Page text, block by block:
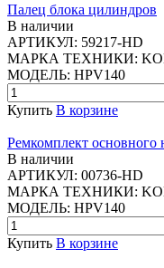
Палец блока цилиндров
В наличии
АРТИКУЛ: 59217-HD
МАРКА ТЕХНИКИ:
МОДЕЛЬ: HPV140
Купить В корзине
Ремкомплект основного
В наличии
АРТИКУЛ: 00736-HD
МАРКА ТЕХНИКИ:
МОДЕЛЬ: HPV140
Купить В корзине